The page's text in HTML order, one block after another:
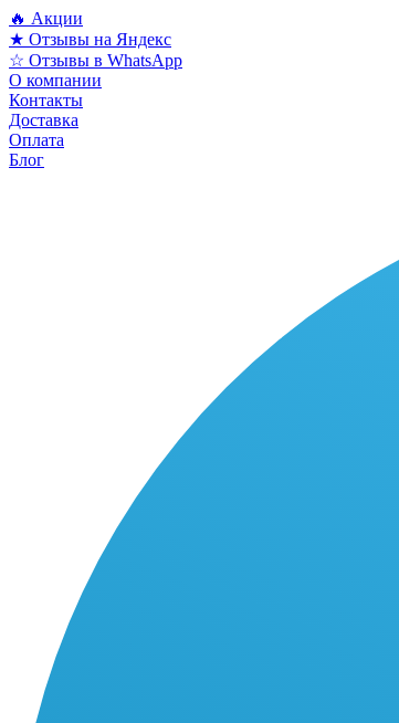
🔥 Акции
★ Отзывы на Яндекс
☆ Отзывы в WhatsApp
О компании
Контакты
Доставка
Оплата
Блог